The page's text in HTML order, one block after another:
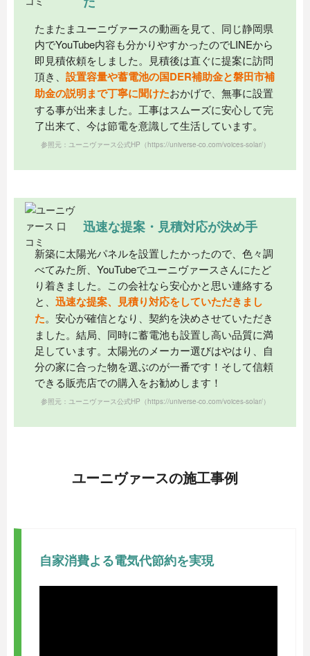
※上記は全て目安の金額であり、税不明です。
たまたまユーニヴァースの動画を見て、同じ静岡県
内でYouTube内容も分かりやすかったのでLINEから
即見積依頼をしました。見積後は直ぐに提案に訪問
頂き、 設置容量や蓄電池の国DER補助金と磐田市補
助金の説明まで丁寧に聞けたおかげで、無事に設置
する事が出来ました。工事はスムーズに安心して完
了出来て、今は節電を意識して生活しています。
参照元：ユーニヴァース公式HP （https://universe-co.com/voices-solar/）
迅速な提案・見積対応が決め手
新築に太陽光パネルを設置したかったので、色々調
べてみた所、YouTubeでユーニヴァースさんにたど
り着きました。この会社なら安心かと思い連絡する
と、 迅速な提案、見積り対応をしていただきまし
た。安心が確信となり、契約を決めさせていただき
ました。結局、同時に蓄電池も設置し高い品質に満
足しています。太陽光のメーカー選びはやはり、自
分の家に合った物を選ぶのが一番です！そして信頼
できる販売店での購入をお勧めします！
参照元：ユーニヴァース公式HP （https://universe-co.com/voices-solar/）
ユーニヴァースの施工事例
自家消費よる電気代節約を実現